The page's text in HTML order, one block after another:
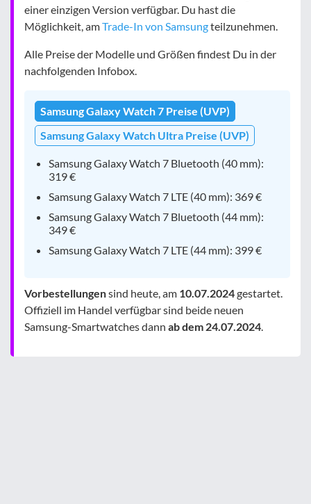
einer einzigen Version verfügbar. Du hast die
Möglichkeit, amTrade-In von Samsungteilzunehmen.
Alle Preise der Modelle und Größen findest Du in der
nachfolgenden Infobox.
Samsung Galaxy Watch 7 Preise (UVP)
Samsung Galaxy Watch Ultra Preise (UVP)
Samsung Galaxy Watch 7 Bluetooth (40 mm):
319 €
Samsung Galaxy Watch 7 LTE (40 mm): 369 €
Samsung Galaxy Watch 7 Bluetooth (44 mm):
349 €
Samsung Galaxy Watch 7 LTE (44 mm): 399 €
Vorbestellungensind heute, am 10.07.2024gestartet.
Offiziell im Handel verfügbar sind beide neuen
Samsung-Smartwatches dann ab dem 24.07.2024.